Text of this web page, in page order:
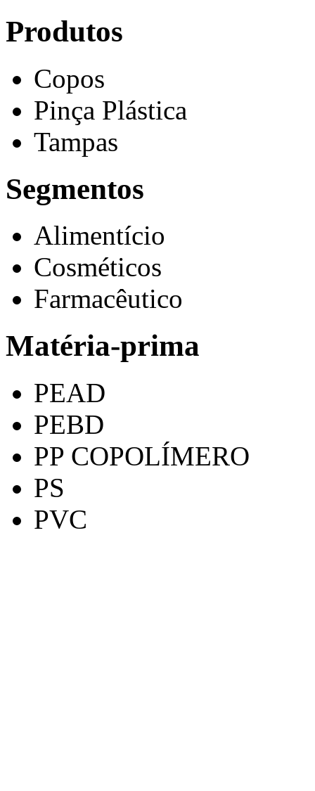
Produtos
Copos
Pinça Plástica
Tampas
Segmentos
Alimentício
Cosméticos
Farmacêutico
Matéria-prima
PEAD
PEBD
PP COPOLÍMERO
PS
PVC